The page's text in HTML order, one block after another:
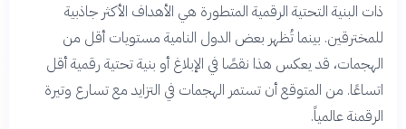
ذات البنية التحتية الرقمية المتطورة هي الأهداف الأكثر جاذبية
للمخترقين. بينما تُظهر بعض الدول النامية مستويات أقل من
الهجمات، قد يعكس هذا نقصًا في الإبلاغ أو بنية تحتية رقمية أقل
اتساعًا. من المتوقع أن تستمر الهجمات في التزايد مع تسارع وتيرة
الرقمنة عالمياً.